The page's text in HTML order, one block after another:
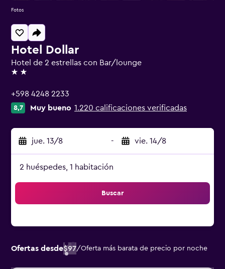
Hotel Dollar
Hotel de 2 estrellas con Bar/lounge
2 estrellas
+598 4248 2233
8,7 Muy bueno 1.220 calificaciones verificadas
jue. 13/8 - vie. 14/8
2 huéspedes, 1 habitación
Buscar
Ofertas desde$97/Oferta más barata de precio por noche
Fotos